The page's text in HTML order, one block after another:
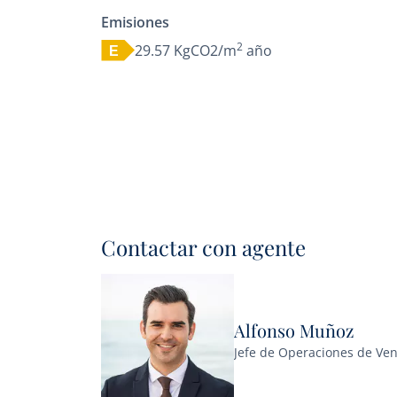
Emisiones
E 29.57 KgCO2/m2 año
Contactar con agente
Alfonso Muñoz
Jefe de Operaciones de